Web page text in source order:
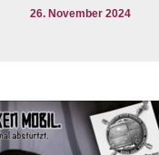
26. November 2024